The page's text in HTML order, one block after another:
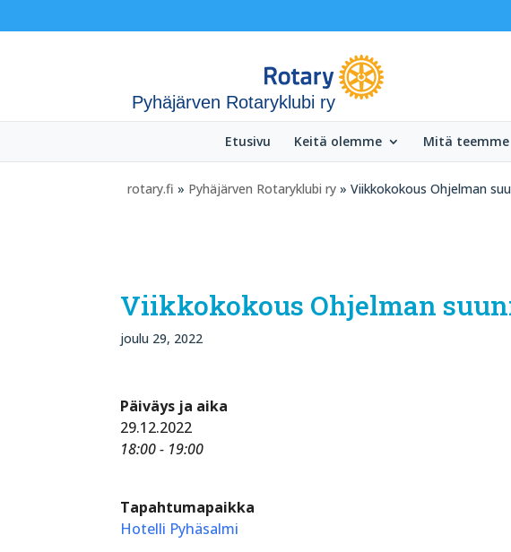
Pyhäjärven Rotaryklubi ry
Etusivu Keitä olemme Mitä teemme
rotary.fi » Pyhäjärven Rotaryklubi ry » Viikkokokous Ohjelman
Viikkokokous Ohjelman
joulu 29, 2022
Päiväys ja aika
29.12.2022
18:00 - 19:00
Tapahtumapaikka
Hotelli Pyhäsalmi